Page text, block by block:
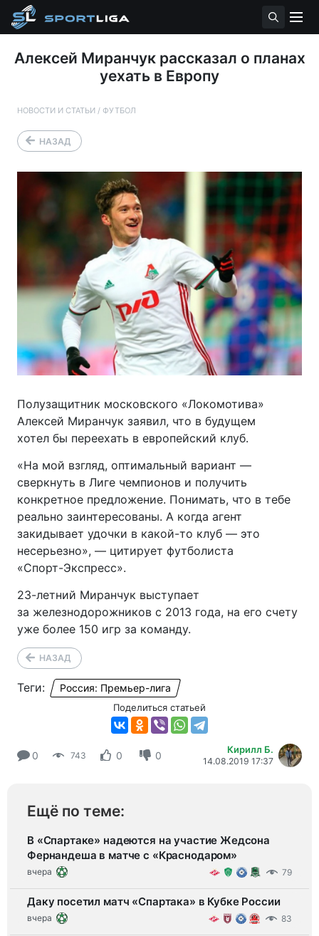
Алексей Миранчук рассказал о планах
уехать в Европу
НОВОСТИ И СТАТЬИ / ФУТБОЛ
НАЗАД
Полузащитник московского «Локомотива»
Алексей Миранчук заявил, что в будущем
хотел бы переехать в европейский клуб.
«На мой взгляд, оптимальный вариант —
сверкнуть в Лиге чемпионов и получить
конкретное предложение. Понимать, что в тебе
реально заинтересованы. А когда агент
закидывает удочки в какой-то клуб — это
несерьезно», — цитирует футболиста
«Спорт-Экспресс».
23-летний Миранчук выступает
за железнодорожников с 2013 года, на его счету
уже более 150 игр за команду.
НАЗАД
Теги: Россия: Премьер-лига
Поделиться статьей
0 743 0 0 Кирилл Б.
14.08.2019 17:37
Ещё по теме:
В «Спартаке» надеются на участие Жедсона
Фернандеша в матче с «Краснодаром»
вчера 79
Даку посетил матч «Спартака» в Кубке России
вчера 83